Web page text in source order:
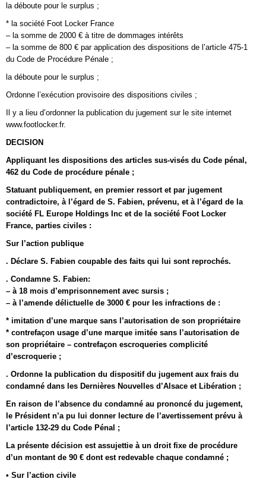
la déboute pour le surplus ;
* la société Foot Locker France
– la somme de 2000 € à titre de dommages intérêts
– la somme de 800 € par application des dispositions de l’article 475-1
du Code de Procédure Pénale ;
la déboute pour le surplus ;
Ordonne l’exécution provisoire des dispositions civiles ;
Il y a lieu d’ordonner la publication du jugement sur le site internet
www.footlocker.fr.
DECISION
Appliquant les dispositions des articles sus-visés du Code pénal,
462 du Code de procédure pénale ;
Statuant publiquement, en premier ressort et par jugement
contradictoire, à l’égard de S. Fabien, prévenu, et à l’égard de la
société FL Europe Holdings Inc et de la société Foot Locker
France, parties civiles :
Sur l’action publique
. Déclare S. Fabien coupable des faits qui lui sont reprochés.
. Condamne S. Fabien:
– à 18 mois d’emprisonnement avec sursis ;
– à l’amende délictuelle de 3000 € pour les infractions de :
* imitation d’une marque sans l’autorisation de son propriétaire
* contrefaçon usage d’une marque imitée sans l’autorisation de
son propriétaire – contrefaçon escroqueries complicité
d’escroquerie ;
. Ordonne la publication du dispositif du jugement aux frais du
condamné dans les Dernières Nouvelles d’Alsace et Libération ;
En raison de l’absence du condamné au prononcé du jugement,
le Président n’a pu lui donner lecture de l’avertissement prévu à
l’article 132-29 du Code Pénal ;
La présente décision est assujettie à un droit fixe de procédure
d’un montant de 90 € dont est redevable chaque condamné ;
• Sur l’action civile